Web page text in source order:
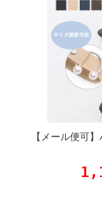
【メール便可